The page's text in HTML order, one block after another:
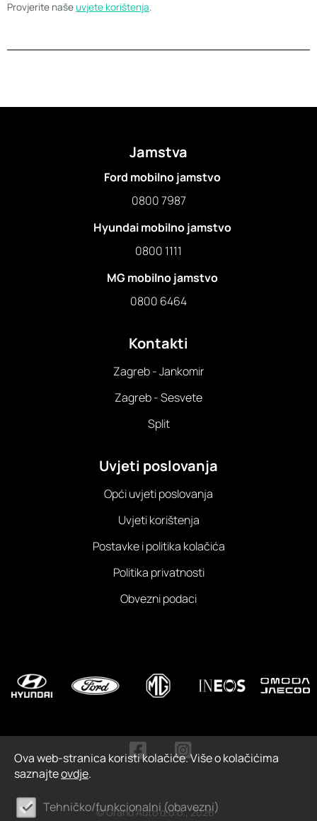
Provjerite našeuvjete korištenja.
Jamstva
Ford mobilno jamstvo
0800 7987
Hyundai mobilno jamstvo
0800 1111
MG mobilno jamstvo
0800 6464
Kontakti
Zagreb - Jankomir
Zagreb - Sesvete
Split
Uvjeti poslovanja
Opći uvjeti poslovanja
Uvjeti korištenja
Postavke i politika kolačića
Politika privatnosti
Obvezni podaci
© Grand Auto d.o.o., 2026
Ova web-stranica koristi kolačiće. Više o kolačićima
saznajteovdje.
Tehničko/funkcionalni (obavezni)